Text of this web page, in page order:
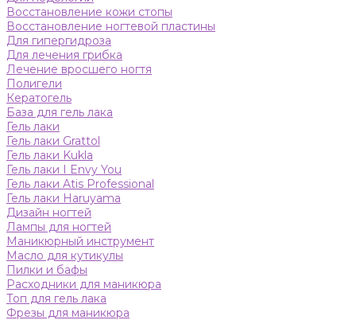
Восстановление кожи стопы
Восстановление ногтевой пластины
Для гипергидроза
Для лечения грибка
Лечение вросшего ногтя
Полигели
Кератогель
База для гель лака
Гель лаки
Гель лаки Grattol
Гель лаки Kukla
Гель лаки I Envy You
Гель лаки Atis Professional
Гель лаки Haruyama
Дизайн ногтей
Лампы для ногтей
Маникюрный инструмент
Масло для кутикулы
Пилки и бафы
Расходники для маникюра
Топ для гель лака
Фрезы для маникюра